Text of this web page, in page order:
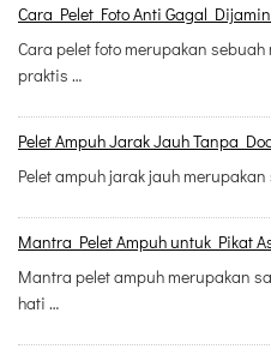
Cara Pelet Foto Anti Gagal
Cara pelet foto merupakan
praktis …
Pelet Ampuh Jarak Jauh Tanpa
Pelet ampuh jarak jauh
Mantra Pelet Ampuh untuk Pikat
Mantra pelet ampuh merupakan
hati …